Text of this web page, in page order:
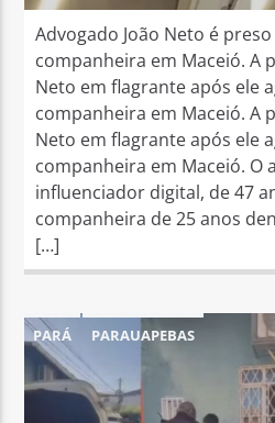
Advogado João Neto é
companheira em Maceió. A
Neto em flagrante após ele
companheira em Maceió. A
Neto em flagrante após ele
companheira em Maceió. O
influenciador digital, de 47
companheira de 25 anos
[…]
PARÁ PARAUAPEBAS